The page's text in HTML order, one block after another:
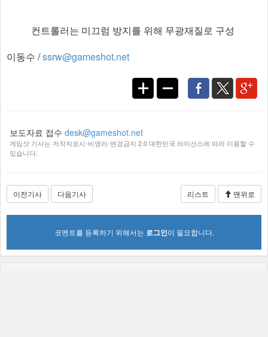
컨트롤러는 미끄럼 방지를 위해 무광재질로 구성
이동수 /ssrw@gameshot.net
보도자료 접수 desk@gameshot.net
게임샷 기사는 저작자표시-비영리-변경금지 2.0 대한민국 라이선스에 따라 이용할 수
있습니다.
이전기사 다음기사 리스트 맨위로
코멘트를 등록하기 위해서는 로그인이 필요합니다.